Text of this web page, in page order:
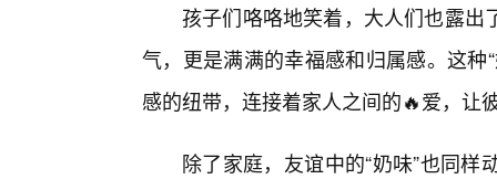
孩子们咯咯地笑着，大人们也露出
气，更是满满的幸福感和归属感。这
感的纽带，连接着家人之间的🔥爱，让
除了家庭，友谊中的“奶味”也同